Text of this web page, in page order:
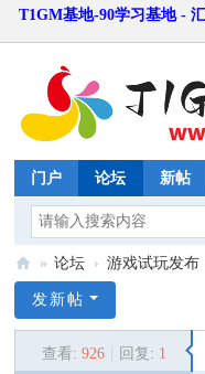
T1GM基地-90学习基地 -
门户 论坛 新帖
1
» 论坛 › 游戏试玩发布
发新帖
查看: 926 回复: 1